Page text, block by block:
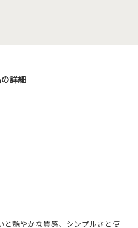
詳細
と艶やかな質感、シンプルさと使